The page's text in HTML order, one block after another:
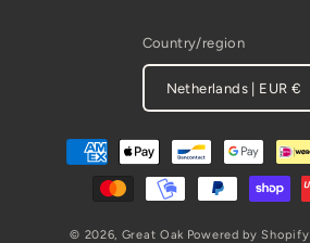
Country/region
Netherlands | EUR €
Payment
methods
© 2026, Great Oak Powered by Shopify